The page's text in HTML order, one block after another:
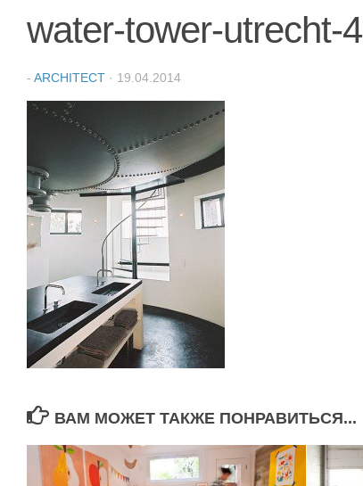
water-tower-utrecht-4
- ARCHITECT · 19.04.2014
ВАМ МОЖЕТ ТАКЖЕ ПОНРАВИТЬСЯ...